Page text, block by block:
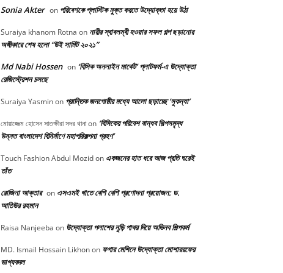
Sonia Akter on পরিবেশকে প্লাস্টিক মুক্ত করতে উদ্যোক্তা হয়ে উঠা
Suraiya khanom Rotna on নারীর স্বাবলম্বী হওয়ার সফল গল্প ছড়ানোর
অঙ্গীকারে শেষ হলো “উই সামিট ২০২১”
Md Nabi Hossen on ‘বিসিক অনলাইন মার্কেট’ প্লাটফর্ম-এ উদ্যোক্তা
রেজিস্ট্রেশন চলছে
Suraiya Yasminon প্রান্তিক জনগোষ্ঠীর মধ্যে আলো ছড়াচ্ছে ‘সুকন্যা’
মোয়াজ্জেম হোসেন সাতক্ষীরা সদর থানাon ‘বিসিকের পরিবেশ বান্ধব শিল্পসমৃদ্ধ
উন্নত বাংলাদেশ বিনির্মাণে মহাপরিকল্পনা গ্রহণ’
Touch Fashion Abdul Mozidon একজনের হাত ধরে আজ প্রতি ঘরেই
তাঁত
রোজিনা আক্তার on এসএমই খাতে বেশি বেশি প্রণোদনা প্রয়োজন: ড.
আতিউর রহমান
Raisa Nanjeeba on উদ্যোক্তা পলাশের নুড়ি পাথর দিয়ে অভিনব শিল্পকর্ম
MD. Ismail Hossain Likhonon ফগার মেশিনে উদ্যোক্তা মোশাররফের
ভাগ্যবদল